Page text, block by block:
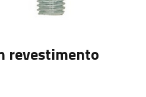
revestimento